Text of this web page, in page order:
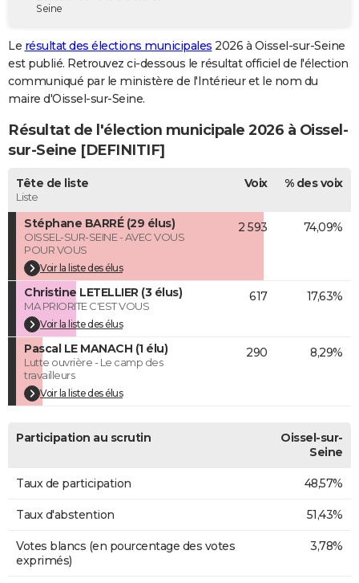
Destinations
City break
Voyage nature
Voyage de noces
Forum
GUIDES D'ACHAT
BONS PLANS
Carte de Noël
Carte Bonne année
Carte Saint-Valentin
Carte Pâques
Carte d'anniversaire
DICTIONNAIRE
Dictionnaire
Biographies
Citations
Expressions
Proverbes
PROGRAMME TV
COPAINS D'AVANT
S'inscrire
Se connecter
Lycées
Collèges
Primaires
Universités
Entreprises
Service militaire
Avis de recherche
AVIS DE DÉCÈS
FORUM
Bricolage
Lifestyle
Culture
Sport
Auto
Television
Voyage
Cinema
Seine
Le résultat des élections municipales 2026 à Oissel-sur-Seine
est publié. Retrouvez ci-dessous le résultat officiel de l'élection
communiqué par le ministère de l'Intérieur et le nom du
maire d'Oissel-sur-Seine.
Résultat de l'élection municipale 2026 à Oissel-
sur-Seine [DEFINITIF]
Tête de liste
Liste
Voix % des voix
Stéphane BARRÉ (29 élus)
OISSEL-SUR-SEINE - AVEC VOUS
POUR VOUS
Voir la liste des élus
2 593 74,09%
Christine LETELLIER (3 élus)
MA PRIORITE C'EST VOUS
Voir la liste des élus
617 17,63%
Pascal LE MANACH (1 élu)
Lutte ouvrière - Le camp des
travailleurs
Voir la liste des élus
290 8,29%
Participation au scrutin
Oissel-sur-
Seine
Taux de participation 48,57%
Taux d'abstention 51,43%
Votes blancs (en pourcentage des votes
exprimés)
3,78%